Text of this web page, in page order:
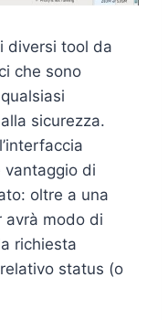
diversi tool da
che sono
sicurezza.
vantaggio di
oltre a una
avrà modo di
richiesta
status (o